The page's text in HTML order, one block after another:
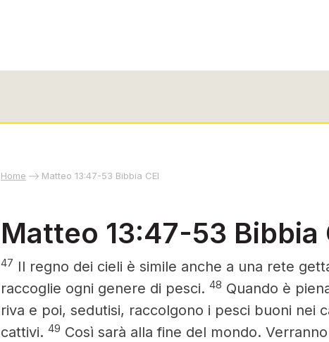
Home Matteo 13:47-53 Bibbia CEI
Matteo 13:47-53 Bibbia
47 Il regno dei cieli è simile anche a una rete
raccoglie ogni genere di pesci. 48 Quando è
riva e poi, sedutisi, raccolgono i pesci buoni nei
cattivi. 49 Così sarà alla fine del mondo.